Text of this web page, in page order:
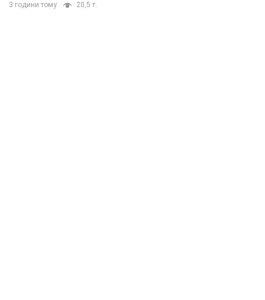
3 години тому 20,5 т.